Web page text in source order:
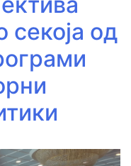
секоја од